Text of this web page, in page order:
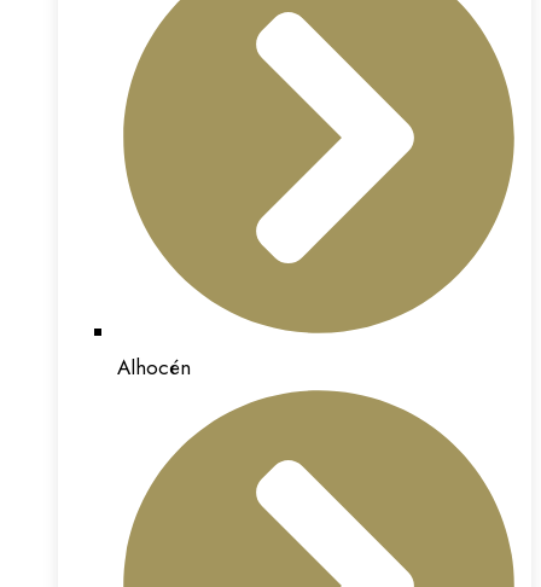
Alhocén